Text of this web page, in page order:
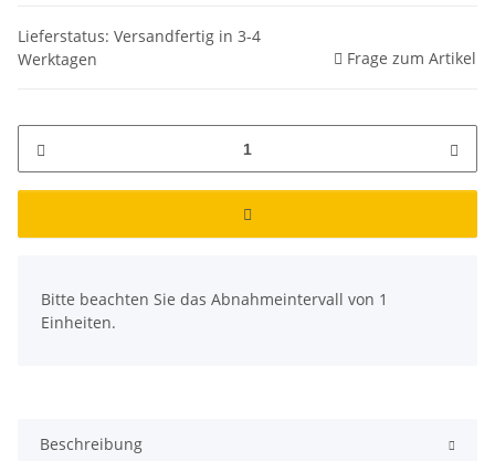
Lieferstatus: Versandfertig in 3-4
Werktagen
Frage zum Artikel
Bitte beachten Sie das Abnahmeintervall von 1
Einheiten.
Beschreibung